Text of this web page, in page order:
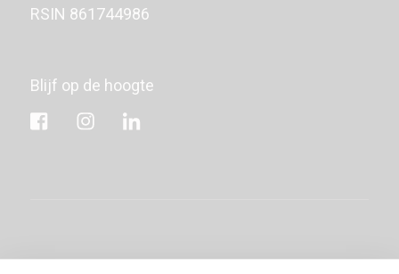
RSIN 861744986
Blijf op de hoogte